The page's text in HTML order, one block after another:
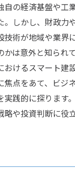
自の経済基盤や工
。しかし、財政力
技術が地域や業界
かは意外と知られ
おけるスマート建
焦点をあて、ビジ
実践的に探ります
略や投資判断に役